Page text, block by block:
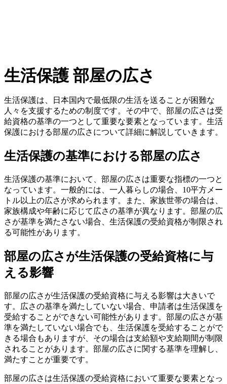
生活保護 部屋の広さ
生活保護は、日本国内で最低限の生活を送ることが困難な
人々を支援するための制度です。その中で、部屋の広さは受
給資格の基準の一つとして重要な要素となっています。生活
保護における部屋の広さについて詳細に解説していきます。
生活保護の基準における部屋の広さ
生活保護の基準において、部屋の広さは重要な指標の一つと
なっています。一般的には、一人暮らしの場合、10平方メー
トル以上の広さが求められます。また、家族世帯の場合は、
家族構成や年齢に応じて広さの基準が異なります。部屋の広
さが基準を満たさない場合、生活保護の受給資格が制限され
る可能性があります。
部屋の広さが生活保護の受給資格に与
える影響
部屋の広さが生活保護の受給資格に与える影響は大きいで
す。広さの基準を満たしていない場合、申請者は生活保護を
受給することができない可能性があります。部屋の広さが基
準を満たしていない場合でも、生活保護を受給することがで
きる場合もありますが、その場合は支給額や支給期間が制限
されることがあります。部屋の広さに関する基準を理解し、
満たすことが重要です。
部屋の広さは生活保護の受給資格において重要な要素となっ